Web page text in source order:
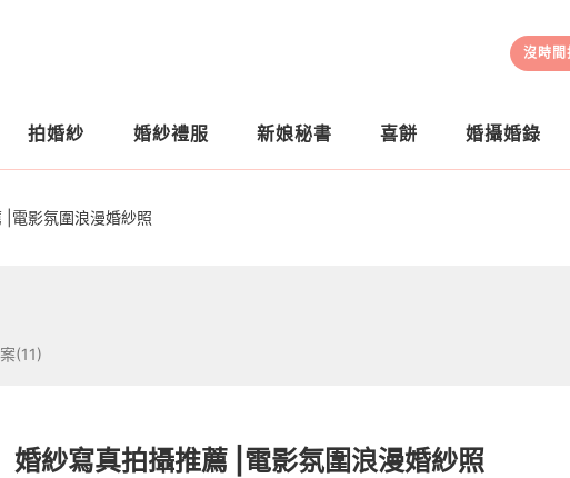
沒時間
拍婚紗 婚紗禮服 新娘秘書 喜餅 婚攝婚錄
|電影氛圍浪漫婚紗照
(11)
婚紗寫真拍攝推薦 |電影氛圍浪漫婚紗照